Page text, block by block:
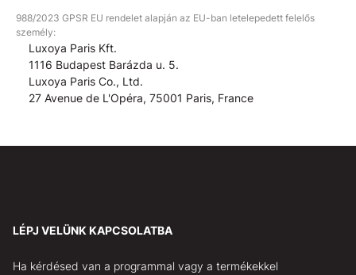
988/2023 GPSR EU rendelet alapján az EU-ban letelepedett felelős
személy:
Luxoya Paris Kft.
1116 Budapest Barázda u. 5.
Luxoya Paris Co., Ltd.
27 Avenue de L'Opéra, 75001 Paris, France
LÉPJ VELÜNK KAPCSOLATBA
Ha kérdésed van a programmal vagy a termékekkel